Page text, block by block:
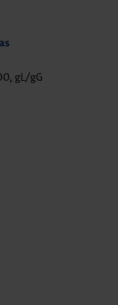
gL/gG